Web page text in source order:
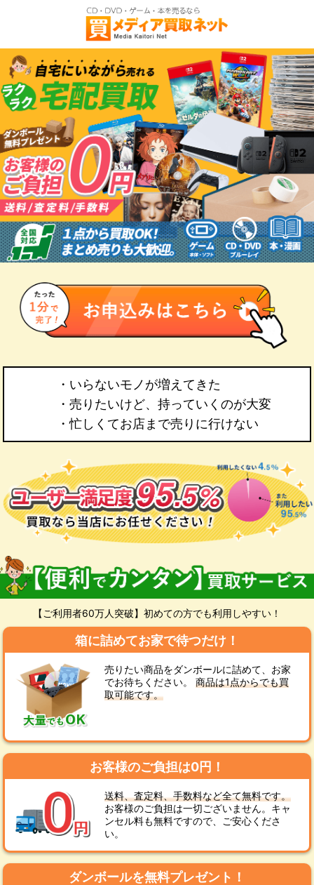
・いらないモノが増えてきた
・売りたいけど、持っていくのが大変
・忙しくてお店まで売りに行けない
【ご利用者60万人突破】初めての方でも利用しやすい！
箱に詰めてお家で待つだけ！
売りたい商品をダンボールに詰めて、お家
でお待ちください。商品は1点からでも買
取可能です。
お客様のご負担は0円！
送料、査定料、手数料など全て無料です。
お客様のご負担は一切ございません。キャ
ンセル料も無料ですので、ご安心くださ
い。
ダンボールを無料プレゼント！